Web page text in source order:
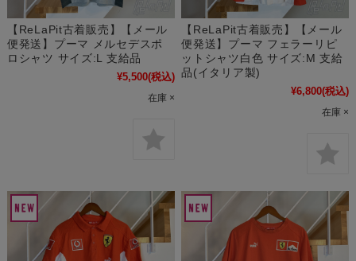
【ReLaPit古着販売】【メール
便発送】プーマ メルセデスポ
ロシャツ サイズ:L 支給品
¥5,500(税込)
在庫 ×
【ReLaPit古着販売】【メール
便発送】プーマ フェラーリピ
ットシャツ白色 サイズ:M 支給
品(イタリア製)
¥6,800(税込)
在庫 ×